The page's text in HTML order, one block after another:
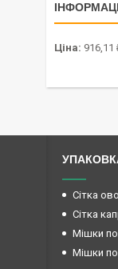
Ціна: 916,11
Сітка
Сітка
Мішки
Мішки